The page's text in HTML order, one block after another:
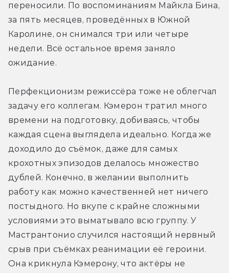
переносили. По воспоминаниям Майкла Бина,
за пять месяцев, проведённых в Южной
Каролине, он снимался три или четыре
недели. Всё остальное время заняло
ожидание.
Перфекционизм режиссёра тоже не облегчал
задачу его коллегам. Кэмерон тратил много
времени на подготовку, добиваясь, чтобы
каждая сцена выглядела идеально. Когда же
доходило до съёмок, даже для самых
крохотных эпизодов делалось множество
дублей. Конечно, в желании выполнить
работу как можно качественней нет ничего
постыдного. Но вкупе с крайне сложными
условиями это выматывало всю группу. У
Мастрантонио случился настоящий нервный
срыв при съёмках реанимации её героини.
Она крикнула Кэмерону, что актёры не